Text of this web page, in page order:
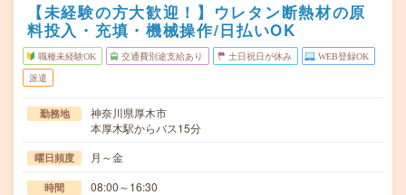
【未経験の方大歓迎！】ウレタン断熱材の原
料投入・充填・機械操作/日払いOK
職種未経験OK 交通費別途支給あり 土日祝日が休み WEB登録OK
派遣
勤務地
神奈川県厚木市
本厚木駅からバス15分
曜日頻度 月～金
時間 08:00～16:30